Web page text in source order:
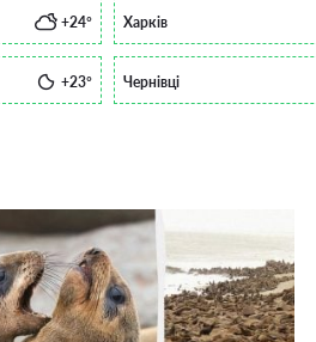
+24° Харків
+23° Чернівці